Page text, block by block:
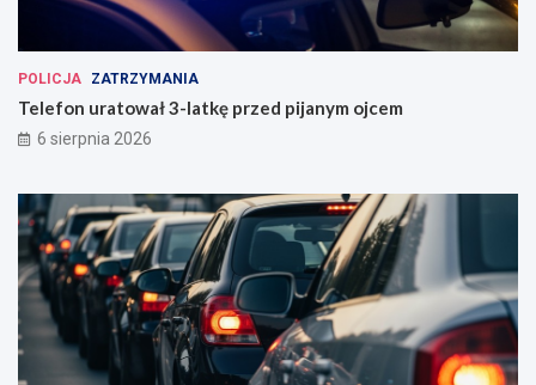
POLICJA ZATRZYMANIA
Telefon uratował 3-latkę przed pijanym ojcem
6 sierpnia 2026